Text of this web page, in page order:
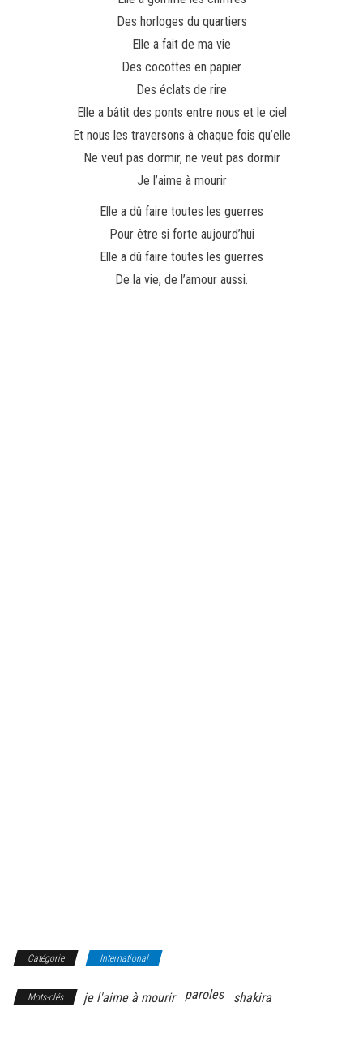
Des horloges du quartiers
Elle a fait de ma vie
Des cocottes en papier
Des éclats de rire
Elle a bâtit des ponts entre nous et le ciel
Et nous les traversons à chaque fois qu’elle
Ne veut pas dormir, ne veut pas dormir
Je l’aime à mourir
Elle a dû faire toutes les guerres
Pour être si forte aujourd’hui
Elle a dû faire toutes les guerres
De la vie, de l’amour aussi.
Catégorie International
Mots-clés je l'aime à mourir paroles shakira